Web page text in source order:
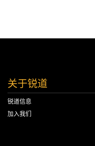
关于锐道
锐道信息
加入我们